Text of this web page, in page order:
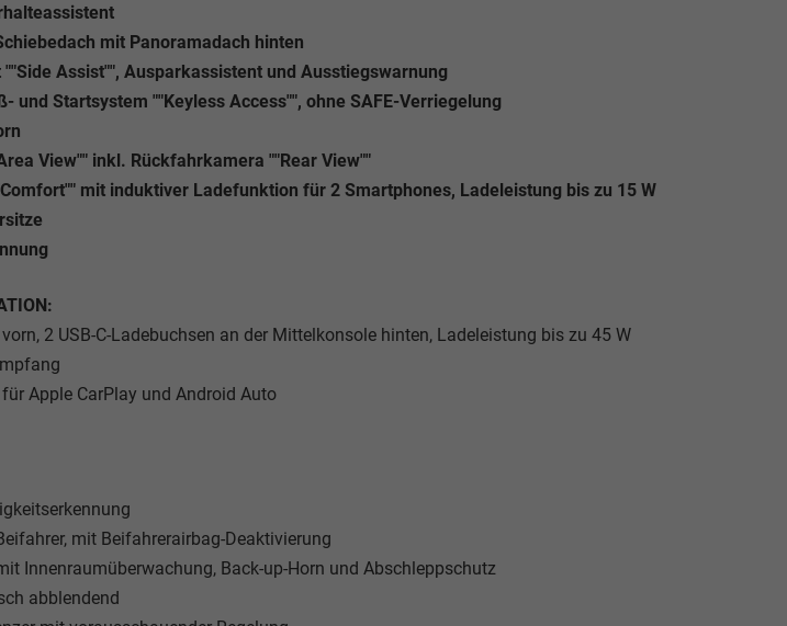
mit Panoramadach hinten
Assist"", Ausparkassistent und Ausstiegswarnung
und Startsystem ""Keyless Access"", ohne SAFE-Verriegelung
View"" inkl. Rückfahrkamera ""Rear View""
mit induktiver Ladefunktion für 2 Smartphones, Ladeleistung bis zu 15 W
2 USB-C-Ladebuchsen an der Mittelkonsole hinten, Ladeleistung bis zu 45 W
Apple CarPlay und Android Auto
mit Beifahrerairbag-Deaktivierung
Innenraumüberwachung, Back-up-Horn und Abschleppschutz
abblendend